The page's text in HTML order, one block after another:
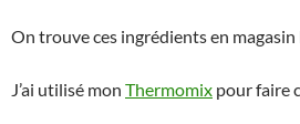
On trouve ces ingrédients en magasin
J’ai utilisé mon Thermomix pour faire